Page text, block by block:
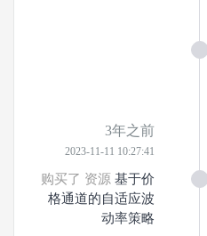
3年之前
2023-11-11 10:27:41
购买了 资源 基于价
格通道的自适应波
动率策略